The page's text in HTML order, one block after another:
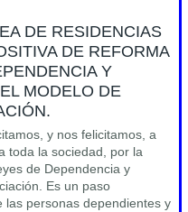
DE RESIDENCIAS
DE REFORMA
Y
MODELO DE
y nos felicitamos, a
toda la sociedad, por la
de Dependencia y
Es un paso
personas dependientes y